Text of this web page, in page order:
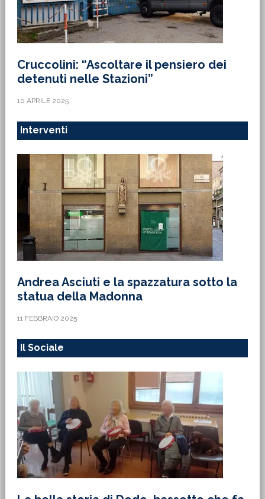
Cruccolini: “Ascoltare il pensiero dei
detenuti nelle Stazioni”
10 APRILE 2025
Interventi
Andrea Asciuti e la spazzatura sotto la
statua della Madonna
11 FEBBRAIO 2025
Il Sociale